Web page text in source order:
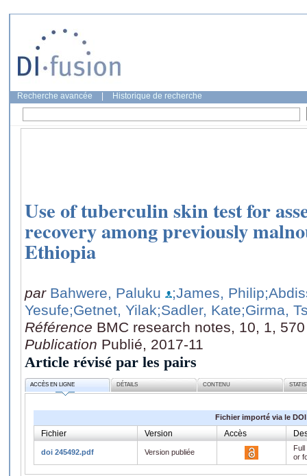
Recherche avancée Historique de recherche
Use of tuberculin skin test for
recovery among previously
Ethiopia
par Bahwere, Paluku ;James, Philip
Yesufe;Getnet, Yilak;Sadler, Kate;Girma,
Référence BMC research notes, 10, 1, 570
Publication Publié, 2017-11
Article révisé par les pairs
ACCÈS EN LIGNE DÉTAILS CONTENU
Fichier importé via le DOI
Fichier Version Accès
doi 245492.pdf Version publiée
or